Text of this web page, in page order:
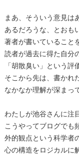
まあ、そういう意見は
あるだろうな、とおも
著者が書いていることを
読者が過去に得た自分
「胡散臭い」という評
そこから先は、書かれ
なかなか理解が深まっ
わたしが池谷さんに注
こうやってブログでも
外的観点という科学者
心の構造をロジカルに